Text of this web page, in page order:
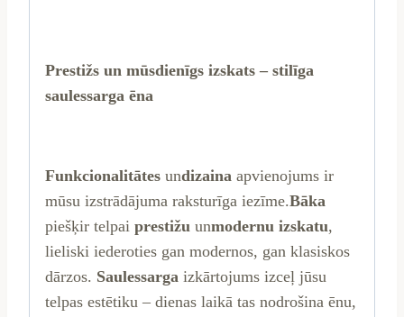
Prestižs un mūsdienīgs izskats – stilīga
saulessarga ēna
Funkcionalitātes undizaina apvienojums ir
mūsu izstrādājuma raksturīga iezīme.Bāka
piešķir telpai prestižu unmodernu izskatu,
lieliski iederoties gan modernos, gan klasiskos
dārzos. Saulessarga izkārtojums izceļ jūsu
telpas estētiku – dienas laikā tas nodrošina ēnu,